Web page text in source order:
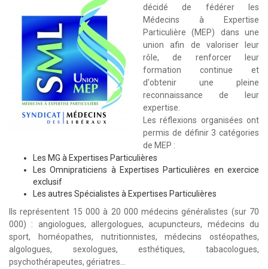
décidé de fédérer les
Médecins à Expertise
Particulière (MEP) dans une
union afin de valoriser leur
rôle, de renforcer leur
formation continue et
d'obtenir une pleine
reconnaissance de leur
expertise.
Les réflexions organisées ont
permis de définir 3 catégories
de MEP :
Les MG à Expertises Particulières
Les Omnipraticiens à Expertises Particulières en exercice
exclusif
Les autres Spécialistes à Expertises Particulières
Ils représentent 15 000 à 20 000 médecins généralistes (sur 70
000) : angiologues, allergologues, acupuncteurs, médecins du
sport, homéopathes, nutritionnistes, médecins ostéopathes,
algologues, sexologues, esthétiques, tabacologues,
psychothérapeutes, gériatres...